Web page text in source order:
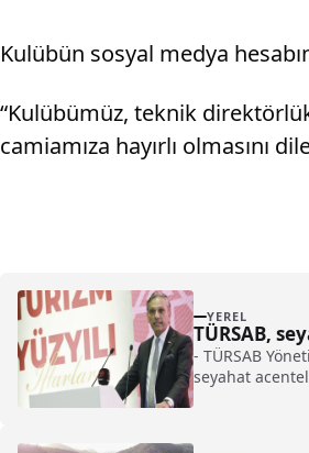
Kulübün sosyal medya
“Kulübümüz, teknik
camiamıza hayırlı olmasını
YEREL
TÜRSAB,
- TÜRSAB
seyahat